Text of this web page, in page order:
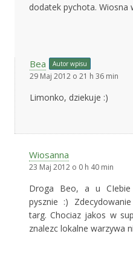
dodatek pychota. Wiosna
Bea Autor wpisu
29 Maj 2012 o 21 h 36 min
Limonko, dziekuje :)
Wiosanna
23 Maj 2012 o 0 h 40 min
Droga Beo, a u
pysznie :)
targ. Chociaz jakos w
znalezc lokalne warzywa